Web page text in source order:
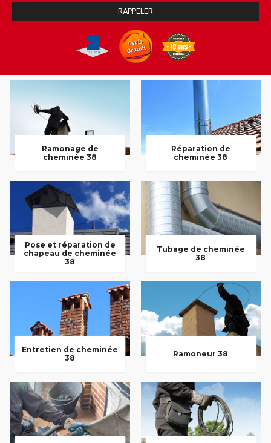
Ramonage de
cheminée 38
Réparation de
cheminée 38
Pose et réparation de
chapeau de cheminée
38
Tubage de cheminée
38
Entretien de cheminée
38
Ramoneur 38